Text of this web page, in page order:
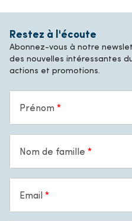
Restez à l'écoute
Abonnez-vous à notre
des nouvelles intéressantes
actions et promotions.
Prénom
Nom de famille
Email